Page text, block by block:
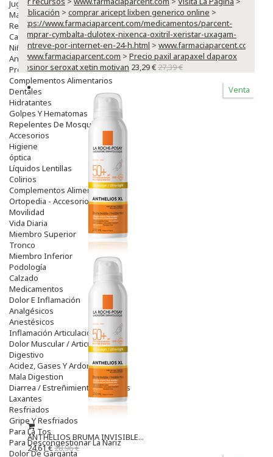
Juguetes
Mama
Regalos
Canastilla
Niños
Antipiojos
Protección Solar
Complementos Alimentarios
Dentales
Hidratantes
Golpes Y Hematomas
Repelentes De Mosquitos
Accesorios
Higiene
óptica
Líquidos Lentillas
Colirios
Complementos Alimentarios.
Ortopedia - Accesorios
Movilidad
Vida Diaria
Miembro Superior
Tronco
Miembro Inferior
Podología
Calzado
Medicamentos
Dolor E Inflamación
Analgésicos
Anestésicos
Inflamación Articulaciones
Dolor Muscular / Articular
Digestivo
Acidez, Gases Y Ardores
Mala Digestion
Diarrea / Estreñimiento / Vómitos
Laxantes
Resfriados
Gripe Y Resfriados
Para La Tos
Para Descongestionar La Nariz
Dolor De Garganta
Publicación > comprar aricept lixben generico online >
https://www.farmaciaparcent.com/medicamentos/parcent-
comprar-cymbalta-dulotex-nixenca-oxitril-xeristar-uxagam-
yentreve-por-internet-en-24-h.html > www.farmaciaparcent.com
www.farmaciaparcent.com > Precio paxil arapaxel daparox
frosinor seroxat xetin motivan 23,29 €27,39 €
Venta
ANTHELIOS BRUMA INVISIBLE...
24,61 €28,96 €